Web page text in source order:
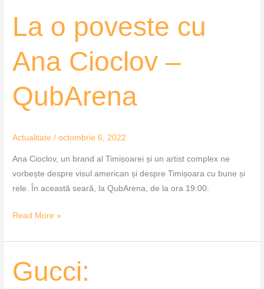
La o poveste cu
Ana Cioclov –
QubArena
Actualitate /octombrie 6, 2022
Ana Cioclov, un brand al Timișoarei și un artist complex ne
vorbește despre visul american și despre Timișoara cu bune și
rele. În această seară, la QubArena, de la ora 19:00.
La
cu
Cioclov
–
Read More »
Gucci:
Gucci:
ambasadorul